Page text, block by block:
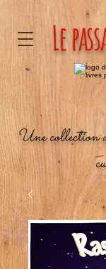
Une collection
Le